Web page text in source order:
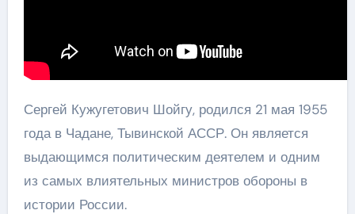
Сергей Кужугетович Шойгу, родился 21 мая 1955
года в Чадане, Тывинской АССР. Он является
выдающимся политическим деятелем и одним
из самых влиятельных министров обороны в
истории России.